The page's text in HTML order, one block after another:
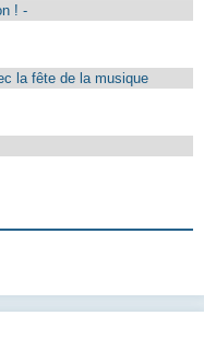
! -
la fête de la musique